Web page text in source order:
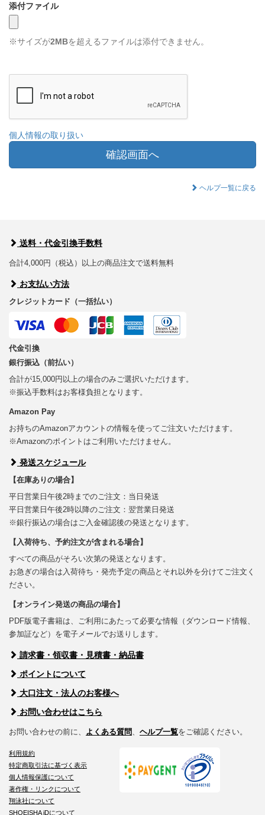
添付ファイル
※サイズが2MBを超えるファイルは添付できません。
個人情報の取り扱い
確認画面へ
ヘルプ一覧に戻る
送料・代金引換手数料
合計4,000円（税込）以上の商品注文で送料無料
お支払い方法
クレジットカード（一括払い）
代金引換
銀行振込（前払い）
合計が15,000円以上の場合のみご選択いただけます。
※振込手数料はお客様負担となります。
Amazon Pay
お持ちのAmazonアカウントの情報を使ってご注文いただけます。
※Amazonのポイントはご利用いただけません。
発送スケジュール
【在庫ありの場合】
平日営業日午後2時までのご注文：当日発送
平日営業日午後2時以降のご注文：翌営業日発送
※銀行振込の場合はご入金確認後の発送となります。
【入荷待ち、予約注文が含まれる場合】
すべての商品がそろい次第の発送となります。
お急ぎの場合は入荷待ち・発売予定の商品とそれ以外を分けてご注文く
ださい。
【オンライン発送の商品の場合】
PDF版電子書籍は、ご利用にあたって必要な情報（ダウンロード情報、
参加証など）を電子メールでお送りします。
請求書・領収書・見積書・納品書
ポイントについて
大口注文・法人のお客様へ
お問い合わせはこちら
お問い合わせの前に、 よくある質問 ヘルプ一覧をご確認ください。
利用規約
特定商取引法に基づく表示
個人情報保護について
著作権・リンクについて
翔泳社について
SHOEISHA iDについて